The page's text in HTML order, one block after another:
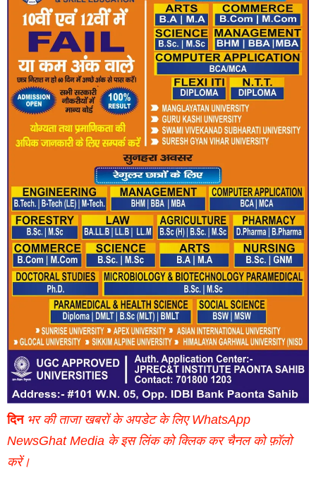
दिनभर की ताजा खबरों के अपडेट के लिए WhatsApp
NewsGhat Media के इस लिंक को क्लिक कर चैनल को फ़ॉलो
करें।